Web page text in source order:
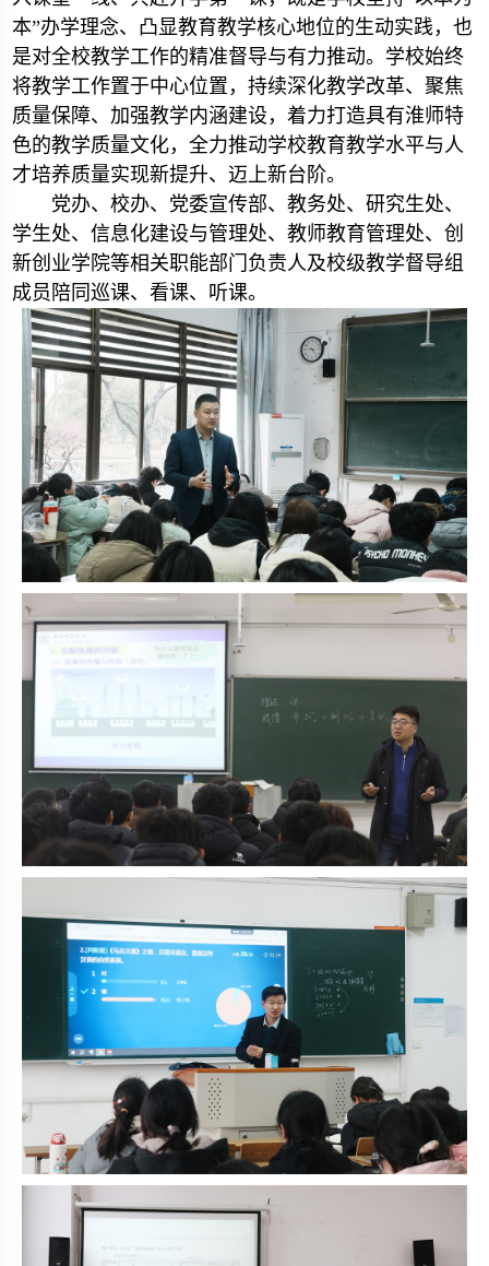
本”办学理念、凸显教育教学核心地位的生动实践，也
是对全校教学工作的精准督导与有力推动。学校始终
将教学工作置于中心位置，持续深化教学改革、聚焦
质量保障、加强教学内涵建设，着力打造具有淮师特
色的教学质量文化，全力推动学校教育教学水平与人
才培养质量实现新提升、迈上新台阶。
党办、校办、党委宣传部、教务处、研究生处、
学生处、信息化建设与管理处、教师教育管理处、创
新创业学院等相关职能部门负责人及校级教学督导组
成员陪同巡课、看课、听课。